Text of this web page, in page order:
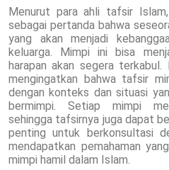
Menurut para ahli tafsir
sebagai pertanda bahwa
yang akan menjadi
keluarga. Mimpi ini bisa
harapan akan segera
mengingatkan bahwa tafsir
dengan konteks dan situasi
bermimpi. Setiap mimpi
sehingga tafsirnya juga dapat
penting untuk berkonsultasi
mendapatkan pemahaman
mimpi hamil dalam Islam.